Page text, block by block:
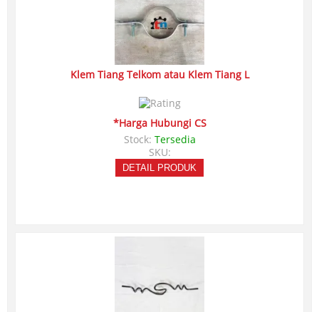
Klem Tiang Telkom atau Klem Tiang L
*Harga Hubungi CS
Stock: Tersedia
SKU:
DETAIL PRODUK